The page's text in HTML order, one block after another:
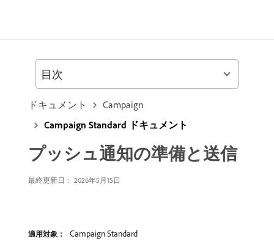
ドキュメント
Campaign
Campaign Standard ドキュメント
プッシュ通知の準備と送信
最終更新日： 2026年5月15日
適用対象： Campaign Standard
目次